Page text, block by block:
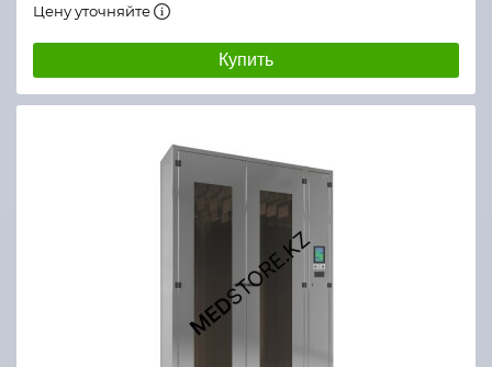
Цену уточняйте
Купить